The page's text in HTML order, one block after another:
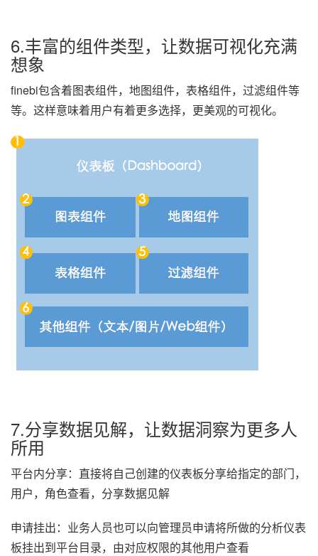
6.丰富的组件类型，让数据可视化充满
想象
finebi包含着图表组件，地图组件，表格组件，过滤组件等
等。这样意味着用户有着更多选择，更美观的可视化。
7.分享数据见解，让数据洞察为更多人
所用
平台内分享：直接将自己创建的仪表板分享给指定的部门，
用户，角色查看，分享数据见解
申请挂出：业务人员也可以向管理员申请将所做的分析仪表
板挂出到平台目录，由对应权限的其他用户查看